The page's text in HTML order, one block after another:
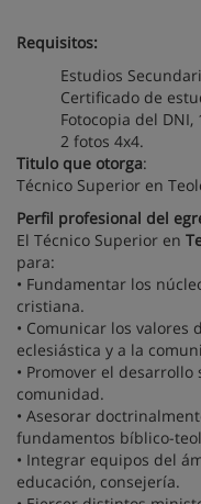
Requisitos:
Estudios
Certificado de
Fotocopia del DNI,
2 fotos 4x4.
Titulo que otorga:
Técnico Superior en
Perfil profesional del
El Técnico Superior en
para:
• Fundamentar los
cristiana.
• Comunicar los
eclesiástica y a la
• Promover el
comunidad.
• Asesorar
fundamentos bíblico-
• Integrar equipos del
educación, consejería.